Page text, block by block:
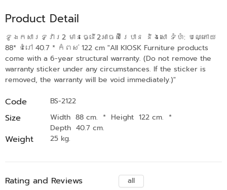
Product Detail
ទូឯកសារទ្វារ2 មានធ្នើ2អាចស៊ីរេបាន និងសោ ទំហំ: បណ្តោយ
88* ជំរៅ 40.7 * កំពស់ 122 cm "All KIOSK Furniture products
come with a 6-year structural warranty. (Do not remove the
warranty sticker under any circumstances. If the sticker is
removed, the warranty will be void immediately.)"
Code BS-2122
Size Width 88 cm. * Height 122 cm. *
Depth 40.7 cm.
Weight 25 kg.
Rating and Reviews
all